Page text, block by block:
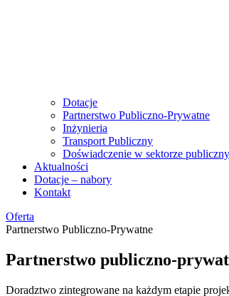
Dotacje
Partnerstwo Publiczno-Prywatne
Inżynieria
Transport Publiczny
Doświadczenie w sektorze
Aktualności
Dotacje – nabory
Kontakt
Oferta
Partnerstwo Publiczno-Prywatne
Partnerstwo publiczno-
Doradztwo zintegrowane na każdym etapie